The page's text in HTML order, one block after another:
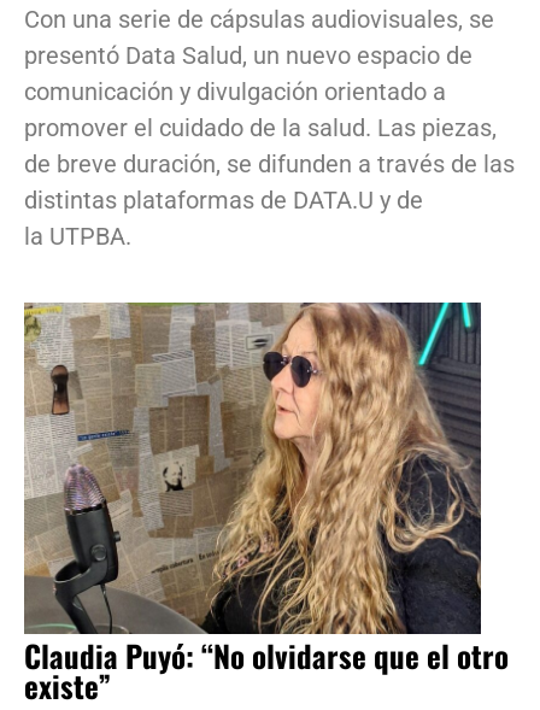
Con una serie de cápsulas audiovisuales, se
presentó Data Salud, un nuevo espacio de
comunicación y divulgación orientado a
promover el cuidado de la salud. Las piezas,
de breve duración, se difunden a través de las
distintas plataformas de DATA.U y de
la UTPBA.
Claudia Puyó: “No olvidarse que el otro
existe”